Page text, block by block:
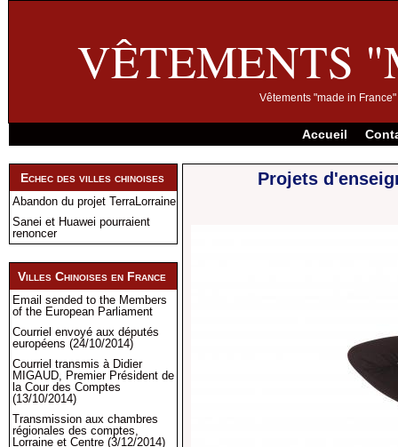
VÊTEMENTS
Vêtements "made in
Accueil
Echec des villes chinoises
Abandon du projet TerraLorraine
Sanei et Huawei pourraient
renoncer
Villes Chinoises en France
Email sended to the Members
of the European Parliament
Courriel envoyé aux députés
européens (24/10/2014)
Courriel transmis à Didier
MIGAUD, Premier Président de
la Cour des Comptes
(13/10/2014)
Transmission aux chambres
régionales des comptes,
Lorraine et Centre (3/12/2014)
Projets